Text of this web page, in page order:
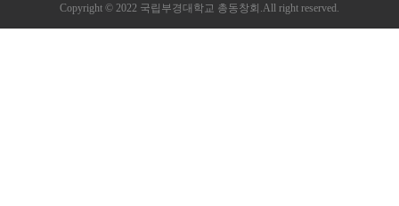
Copyright © 2022 국립부경대학교 총동창회.All right reserved.